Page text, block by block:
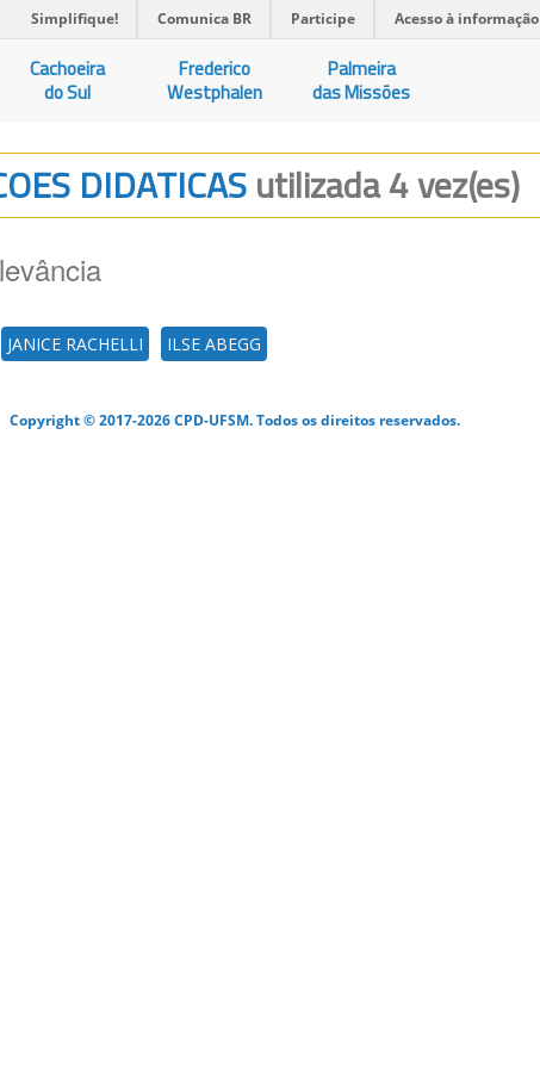
Simplifique! Comunica BR Participe Acesso à informação
Cachoeira
do Sul
Frederico
Westphalen
Palmeira
das Missões
DIDATICASutilizada 4 vez(es)
JANICE RACHELLI ILSE ABEGG
Copyright © 2017-2026 CPD-UFSM. Todos os direitos reservados.